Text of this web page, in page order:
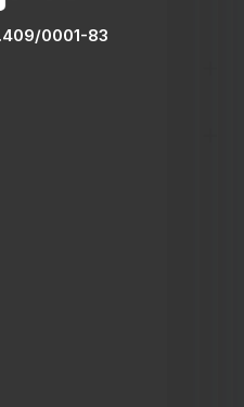
0001-83